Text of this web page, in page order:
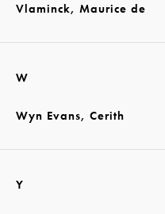
Vlaminck, Maurice de
W
Wyn Evans, Cerith
Y